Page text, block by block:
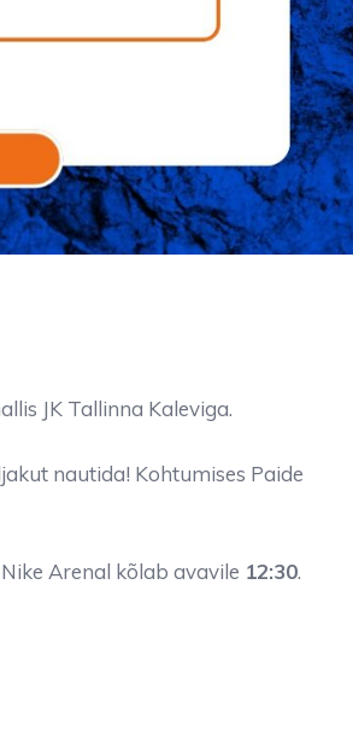
JK Tallinna Kaleviga.
nautida! Kohtumises Paide
Arenal kõlab avavile 12:30.